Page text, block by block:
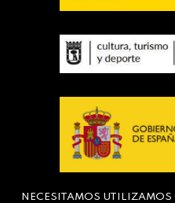
NECESITAMOS UTILIZAMOS